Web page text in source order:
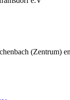
(Zentrum)